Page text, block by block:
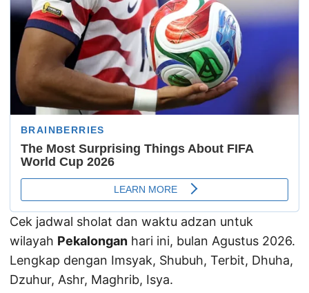
Cek jadwal sholat dan waktu adzan untuk
wilayah Pekalongan hari ini, bulan Agustus 2026.
Lengkap dengan Imsyak, Shubuh, Terbit, Dhuha,
Dzuhur, Ashr, Maghrib, Isya.